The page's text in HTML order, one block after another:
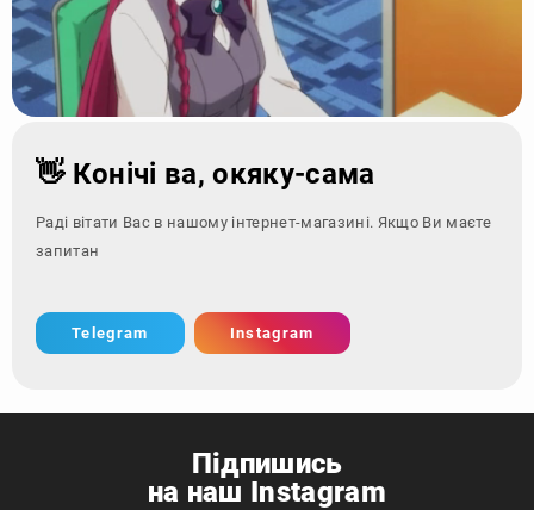
👋 Конічі ва, окяку-сама
Раді вітати Вас в нашому інтернет-магазині. Якщо Ви маєте
запитання - зверніт
Telegram Instagram
Підпишись
на наш Instagram